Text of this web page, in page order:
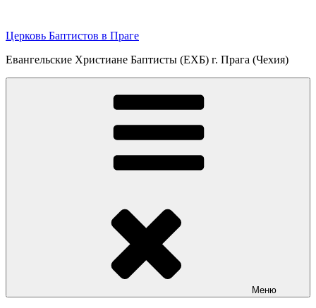
содержимому
Церковь Баптистов в Праге
Евангельские Христиане Баптисты (ЕХБ) г. Прага (Чехия)
Меню